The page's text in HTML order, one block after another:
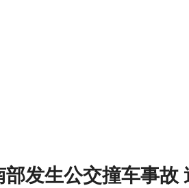
部发生公交撞车事故